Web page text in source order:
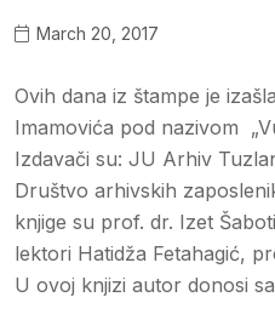
March 20, 2017
Ovih dana iz štampe je
Imamovića pod nazivom
Izdavači su: JU Arhiv
Društvo arhivskih
knjige su prof. dr. Izet
lektori Hatidža Fetahagić,
U ovoj knjizi autor donosi